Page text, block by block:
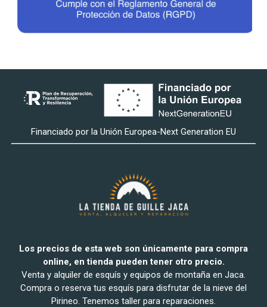
Financiado por la Unión Europea-Next Generation EU
Los precios de esta web son únicamente para compra
online, en tienda pueden tener otro precio.
Venta y alquiler de esquís y equipos de montaña en Jaca.
Compra o reserva tus esquís para disfrutar de la nieve del
Pirineo. Tenemos taller para reparaciones.